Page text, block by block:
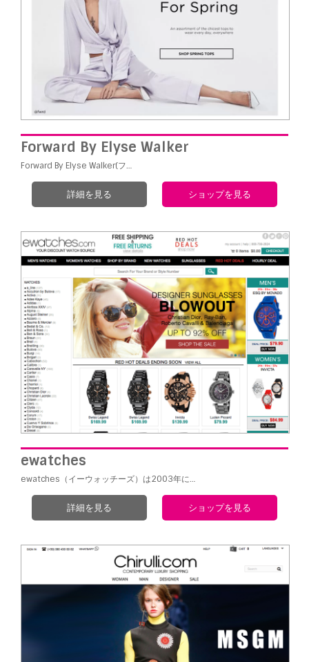
Forward By Elyse Walker
Forward By Elyse Walker(フ…
詳細を見る ショップを見る
ewatches
ewatches（イーウォッチーズ）は2003年に…
詳細を見る ショップを見る